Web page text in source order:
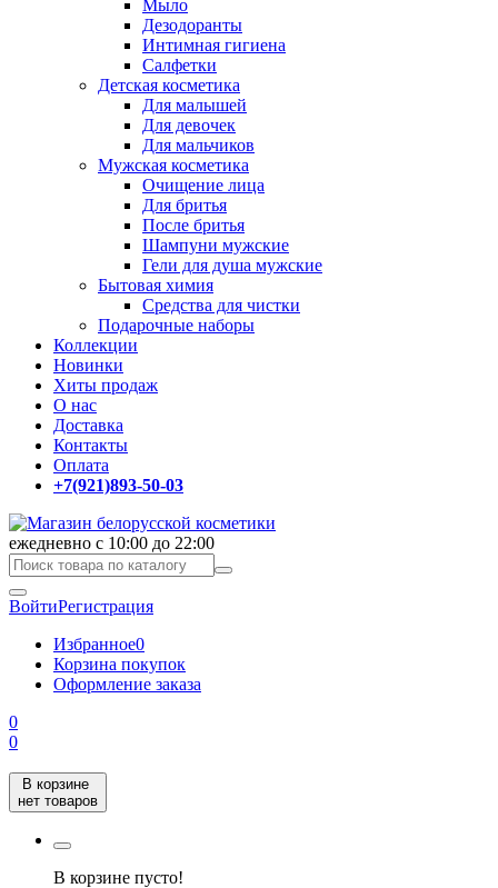
Мыло
Дезодоранты
Интимная гигиена
Салфетки
Детская косметика
Для малышей
Для девочек
Для мальчиков
Мужская косметика
Очищение лица
Для бритья
После бритья
Шампуни мужские
Гели для душа мужские
Бытовая химия
Средства для чистки
Подарочные наборы
Коллекции
Новинки
Хиты продаж
О нас
Доставка
Контакты
Оплата
+7(921)893-50-03
ежедневно с 10:00 до 22:00
ВойтиРегистрация
Избранное0
Корзина покупок
Оформление заказа
0
0
В корзине
нет товаров
В корзине пусто!